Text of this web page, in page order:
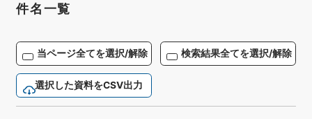
件名一覧
当ページ全てを選択/解除 検索結果全てを選択/解除
選択した資料をCSV出力